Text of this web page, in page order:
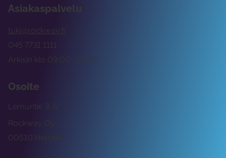
Asiakaspalvelu
tuki@rockway.fi
Arkisin klo 09:00 -15:00
045 7731 1111
Osoite
Rockway Oy
Lemuntie 3-5
00510 Helsinki